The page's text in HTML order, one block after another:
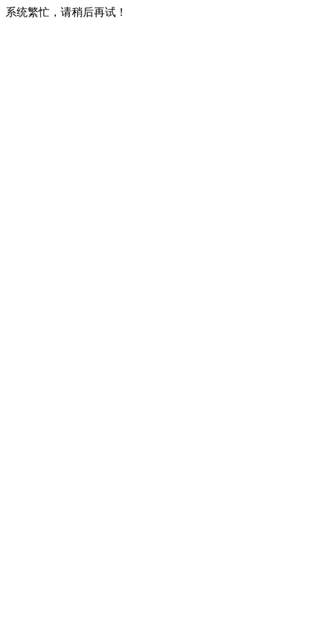
系统繁忙，请稍后再试！